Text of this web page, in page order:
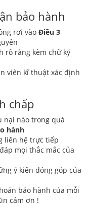
bảo hành
rơi vào Điều 3
rõ ràng kèm chữ ký
viên kĩ thuật xác định
chấp
nại nào trong quá
hành
liên hệ trực tiếp
mọi thắc mắc của
ý kiến đóng góp của
bảo hành của mỗi
cảm ơn !